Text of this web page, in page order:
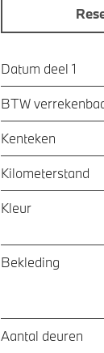
Datum deel 1
BTW
Kenteken
Kilometerstand
Kleur
Bekleding
Aantal deuren